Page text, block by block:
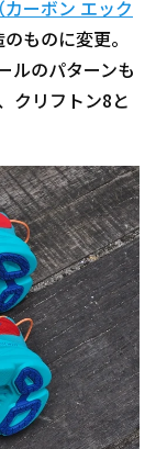
カーボン エック
ものに変更。
ルのパターンも
クリフトン8と